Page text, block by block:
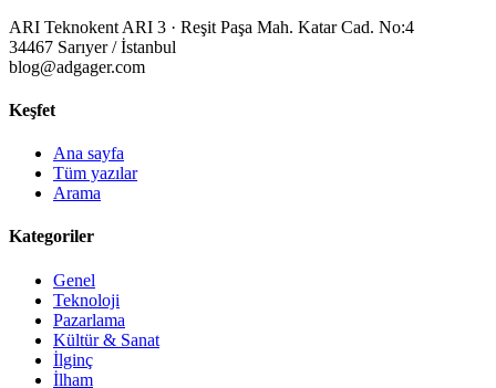
ARI Teknokent ARI 3 · Reşit Paşa Mah. Katar Cad. No:4
34467 Sarıyer / İstanbul
blog@adgager.com
Keşfet
Ana sayfa
Tüm yazılar
Arama
Kategoriler
Genel
Teknoloji
Pazarlama
Kültür & Sanat
İlginç
İlham